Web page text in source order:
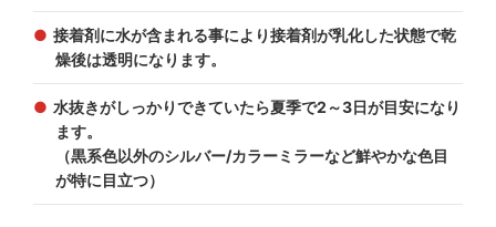
接着剤に水が含まれる事により接着剤が乳化した状態で乾
燥後は透明になります。
水抜きがしっかりできていたら夏季で2～3日が目安になり
ます。
（黒系色以外のシルバー/カラーミラーなど鮮やかな色目
が特に目立つ）